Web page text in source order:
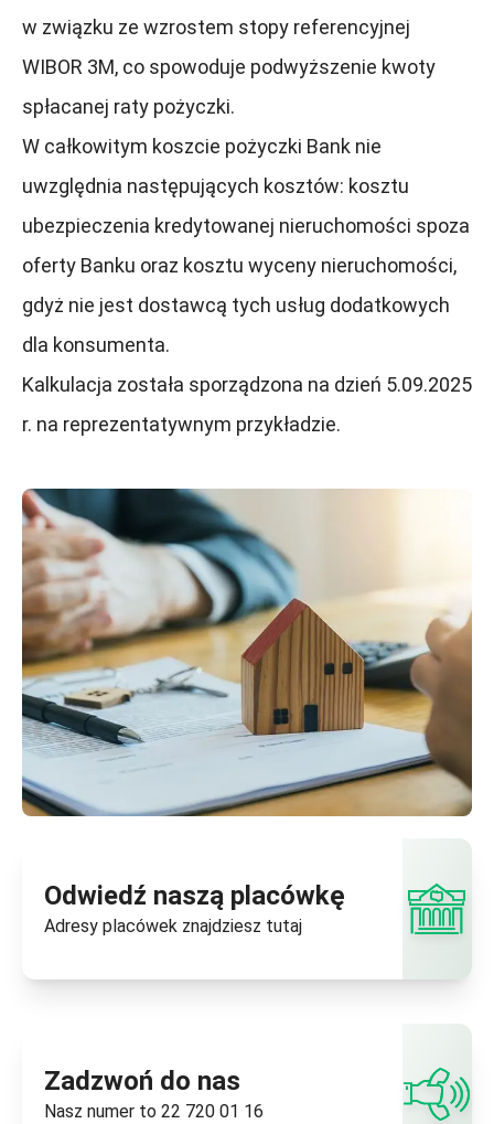
w związku ze wzrostem stopy referencyjnej
WIBOR 3M, co spowoduje podwyższenie kwoty
spłacanej raty pożyczki.
W całkowitym koszcie pożyczki Bank nie
uwzględnia następujących kosztów: kosztu
ubezpieczenia kredytowanej nieruchomości spoza
oferty Banku oraz kosztu wyceny nieruchomości,
gdyż nie jest dostawcą tych usług dodatkowych
dla konsumenta.
Kalkulacja została sporządzona na dzień 5.09.2025
r. na reprezentatywnym przykładzie.
Odwiedź naszą placówkę
Adresy placówek znajdziesz tutaj
Zadzwoń do nas
Nasz numer to 22 720 01 16